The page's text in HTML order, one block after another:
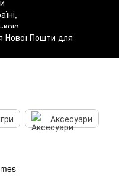
Нової Пошти для
Аксесуари